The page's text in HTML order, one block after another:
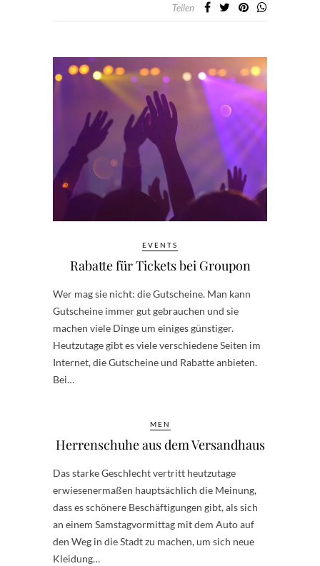
Teilen
EVENTS
Rabatte für Tickets bei Groupon
Wer mag sie nicht: die Gutscheine. Man kann
Gutscheine immer gut gebrauchen und sie
machen viele Dinge um einiges günstiger.
Heutzutage gibt es viele verschiedene Seiten im
Internet, die Gutscheine und Rabatte anbieten.
Bei…
MEN
Herrenschuhe aus dem Versandhaus
Das starke Geschlecht vertritt heutzutage
erwiesenermaßen hauptsächlich die Meinung,
dass es schönere Beschäftigungen gibt, als sich
an einem Samstagvormittag mit dem Auto auf
den Weg in die Stadt zu machen, um sich neue
Kleidung…